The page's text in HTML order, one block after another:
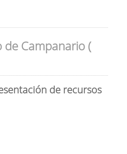
Campanario (
de recursos